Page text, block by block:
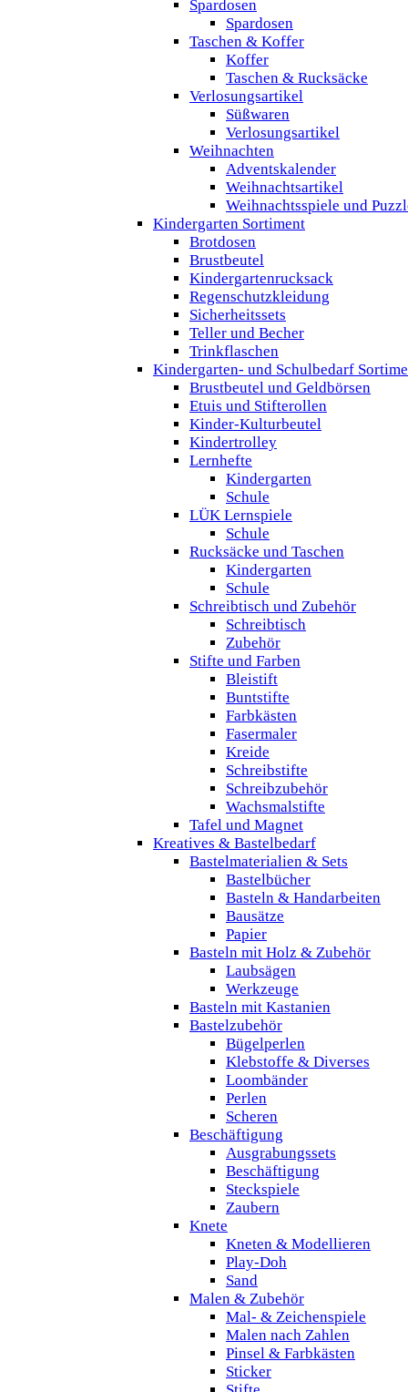
Spardosen
Spardosen
Taschen & Koffer
Koffer
Taschen & Rucksäcke
Verlosungsartikel
Süßwaren
Verlosungsartikel
Weihnachten
Adventskalender
Weihnachtsartikel
Weihnachtsspiele und
Kindergarten Sortiment
Brotdosen
Brustbeutel
Kindergartenrucksack
Regenschutzkleidung
Sicherheitssets
Teller und Becher
Trinkflaschen
Kindergarten- und Schulbedarf
Brustbeutel und Geldbörsen
Etuis und Stifterollen
Kinder-Kulturbeutel
Kindertrolley
Lernhefte
Kindergarten
Schule
LÜK Lernspiele
Schule
Rucksäcke und Taschen
Kindergarten
Schule
Schreibtisch und Zubehör
Schreibtisch
Zubehör
Stifte und Farben
Bleistift
Buntstifte
Farbkästen
Fasermaler
Kreide
Schreibstifte
Schreibzubehör
Wachsmalstifte
Tafel und Magnet
Kreatives & Bastelbedarf
Bastelmaterialien & Sets
Bastelbücher
Basteln & Handarbeiten
Bausätze
Papier
Basteln mit Holz & Zubehör
Laubsägen
Werkzeuge
Basteln mit Kastanien
Bastelzubehör
Bügelperlen
Klebstoffe & Diverses
Loombänder
Perlen
Scheren
Beschäftigung
Ausgrabungssets
Beschäftigung
Steckspiele
Zaubern
Knete
Kneten & Modellieren
Play-Doh
Sand
Malen & Zubehör
Mal- & Zeichenspiele
Malen nach Zahlen
Pinsel & Farbkästen
Sticker